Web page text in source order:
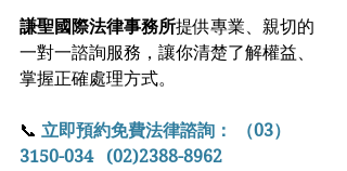
謙聖國際法律事務所提供專業、親切的
一對一諮詢服務，讓你清楚了解權益、
掌握正確處理方式。
📞 立即預約免費法律諮詢： （03）
3150-034   (02)2388-8962